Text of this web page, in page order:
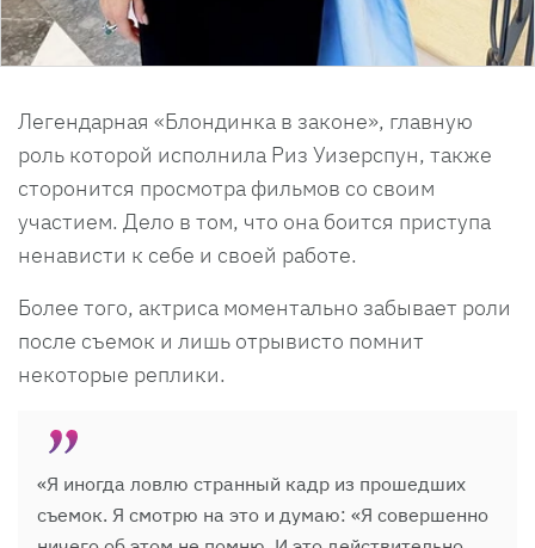
Легендарная «Блондинка в законе», главную
роль которой исполнила Риз Уизерспун, также
сторонится просмотра фильмов со своим
участием. Дело в том, что она боится приступа
ненависти к себе и своей работе.
Более того, актриса моментально забывает роли
после съемок и лишь отрывисто помнит
некоторые реплики.
«Я иногда ловлю странный кадр из прошедших
съемок. Я смотрю на это и думаю: «Я совершенно